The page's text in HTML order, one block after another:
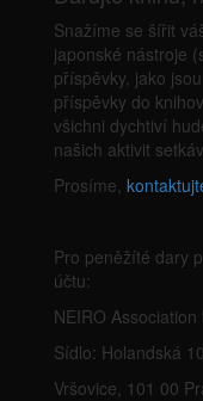
Snažíme se šířit
japonské nástroje
příspěvky, jako
příspěvky do
všichni dychtiví
našich aktivit
Prosíme,
Pro peněžíté dary
účtu:
NEIRO
Sídlo: Holandská
Vršovice, 101 00